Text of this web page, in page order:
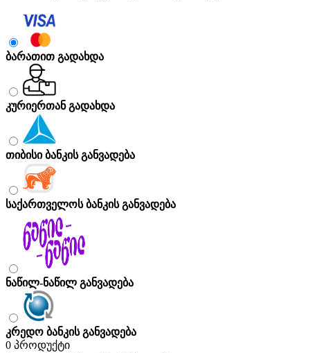
ბარათით გადახდა
კურიერთან გადახდა
თიბისი ბანკის განვადება
საქართველოს ბანკის განვადება
ნაწილ-ნაწილ განვადება
კრედო ბანკის განვადება
0 პროდუქტი